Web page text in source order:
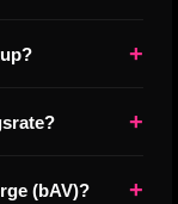
+
+
(bAV)? +